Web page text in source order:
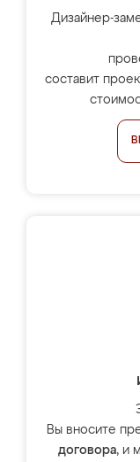
Дизайнер-
составит
Вы вносите
договора, и